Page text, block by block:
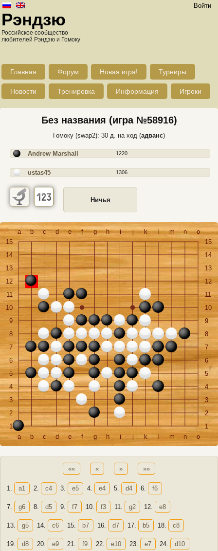
Войти
Рэндзю
Российское сообщество
любителей Рэндзю и Гомоку
Главная Форум Новая игра! Турниры
Новости Тренировка Информация Игроки
Без названия (игра №58916)
Гомоку (swap2): 30 д. на ход (адванс)
Andrew Marshall 1220
ustas45 1306
Ничья
a b c d e f g h i j k l m n
o
15
15
14
14
13
13
12
12
11
11
10
10
9
9
8
8
7
7
6
6
5
5
4
4
3
3
2
2
1
1
a
b c d e f g h i j k m n o
«« « » »»
1. a1 2. c4 3. e5 4. e4 5. d4 6. f6
7. g6 8. d5 9. f7 10. f3 11. g2 12. e8
13. g5 14. c6 15. b7 16. d7 17. b5 18. c8
19. d8 20. e9 21. f9 22. e10 23. e7 24. d10